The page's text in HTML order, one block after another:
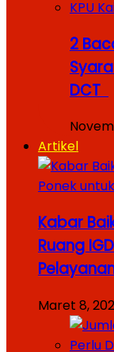
2
DCT
Artikel
Kabar
Ruang
Maret 8,